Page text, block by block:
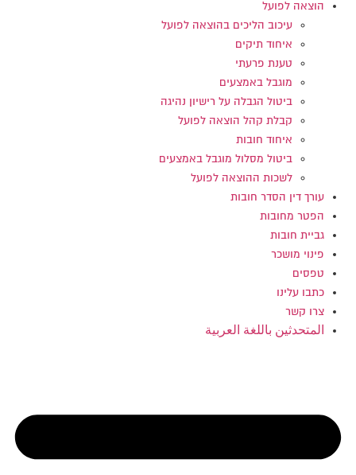
הוצאה לפועל
עיכוב הליכים בהוצאה לפועל
איחוד תיקים
טענת פרעתי
מוגבל באמצעים
ביטול הגבלה על רישיון נהיגה
קבלת קהל הוצאה לפועל
איחוד חובות
ביטול מסלול מוגבל באמצעים
לשכות ההוצאה לפועל
עורך דין הסדר חובות
הפטר מחובות
גביית חובות
פינוי מושכר
טפסים
כתבו עלינו
צרו קשר
المتحدثين باللغة العربية